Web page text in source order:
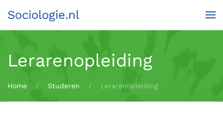
Terug naar hoofdinhoud
Sociologie.nl
Lerarenopleiding
Home Studeren Lerarenopleiding